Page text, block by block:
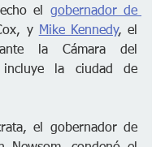
el gobernador de
y Mike Kennedy, el
ante la Cámara del
incluye la ciudad de
el gobernador de